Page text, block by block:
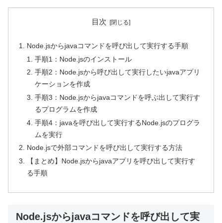
目次
Node.jsからjavaコマンドを呼び出して実行する手順
手順1：Node.jsのインストール
手順2：Node.jsから呼び出して実行したいjavaアプリ
ケーションを作成
手順3：Node.jsからjavaコマンドを呼ぶ出して実行す
るプログラムを作成
手順4：javaを呼び出して実行するNode.jsのプログラ
ムを実行
Node.jsで外部コマンドを呼び出して実行する方法
【まとめ】Node.jsからjavaアプリを呼び出して実行す
る手順
Node.jsからjavaコマンドを呼び出して実